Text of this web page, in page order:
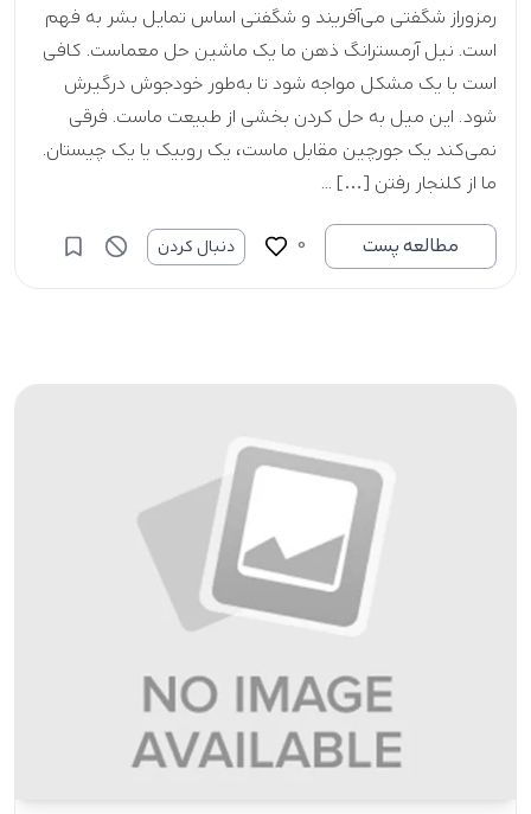
رمزوراز شگفتی می‌آفریند و شگفتی اساس تمایل بشر به فهم
است. نیل آرمسترانگ ذهن ما یک ماشین حل معماست. کافی
است با یک مشکل مواجه شود تا به‌طور خودجوش درگیرش
شود. این میل به حل کردن بخشی از طبیعت ماست. فرقی
نمی‌کند یک جورچین مقابل ماست، یک روبیک یا یک چیستان.
ما از کلنجار رفتن […] ...
مطالعه پست
0 دنبال کردن